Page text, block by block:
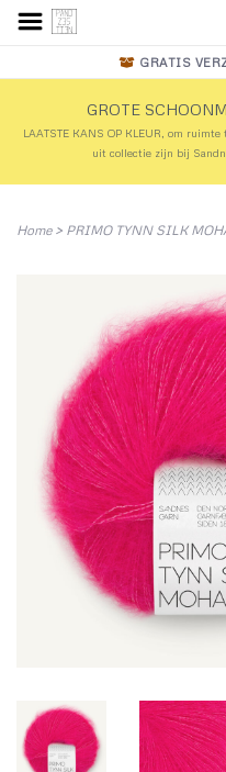
GRATIS
GROTE
LAATSTE KANS OP KLEUR, om
uit collectie zijn bij
Home> PRIMO TYNN SILK